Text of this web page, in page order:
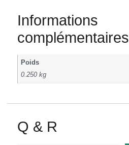
Informations
complémentaires
Poids
0.250 kg
Q & R